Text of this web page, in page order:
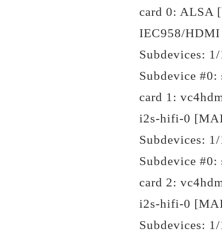
card 0: ALSA
IEC958/
Subdevices:
Subdevice #0:
card 1:
i2s-hifi-0
Subdevices:
Subdevice #0:
card 2:
i2s-hifi-0
Subdevices: